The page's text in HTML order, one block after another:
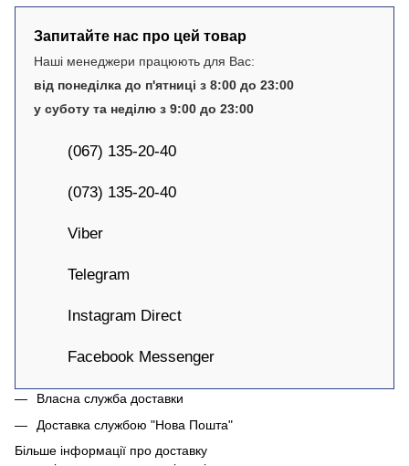
Запитайте нас про цей товар
Наші менеджери працюють для Вас:
від понеділка до п'ятниці з 8:00 до 23:00
у суботу та неділю з 9:00 до 23:00
(067) 135-20-40
(073) 135-20-40
Viber
Telegram
Instagram Direct
Facebook Messenger
Власна служба доставки
Доставка службою "Нова Пошта"
Більше інформації про доставку